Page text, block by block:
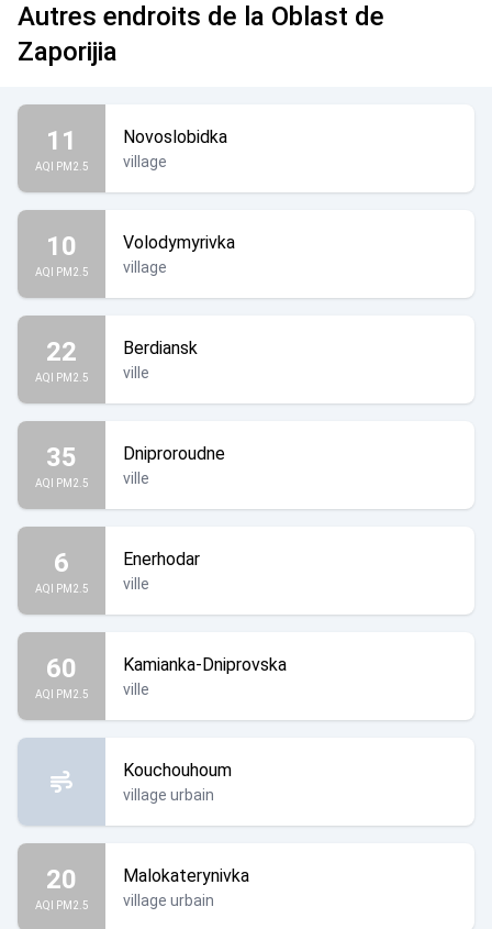
Autres endroits de la Oblast de
Zaporijia
11
AQI PM2.5
Novoslobidka
village
10
AQI PM2.5
Volodymyrivka
village
22
AQI PM2.5
Berdiansk
ville
35
AQI PM2.5
Dniproroudne
ville
6
AQI PM2.5
Enerhodar
ville
60
AQI PM2.5
Kamianka-Dniprovska
ville
Kouchouhoum
village urbain
20
AQI PM2.5
Malokaterynivka
village urbain